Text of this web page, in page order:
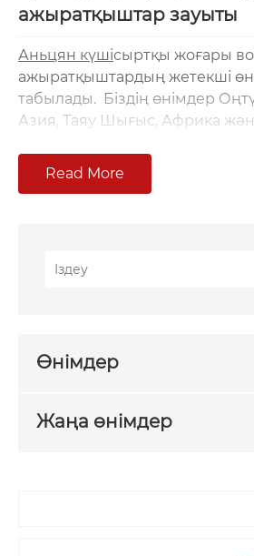
ажыратқыштар зауыты
Аньцян күшісыртқы жоғары
ажыратқыштардың жетекші
табылады. Біздің өнімдер
Азия, Таяу Шығыс, Африка
Біздің өнімдеріміздің
сатылатын экспорттық
Біздің өнімдер жоғары сапалы
Өнім санаттары
техникалық сипаттамаларын
экспортталатын модельдер
Read More
Өнімдер
Жаңа өнімдер